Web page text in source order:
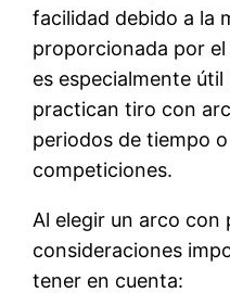
facilidad debido a la
proporcionada por
es especialmente
practican tiro con
periodos de tiempo
competiciones.
Al elegir un arco con
consideraciones
tener en cuenta: